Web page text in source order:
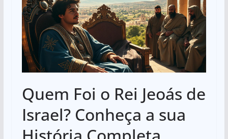
Quem Foi o Rei Jeoás de
Israel? Conheça a sua